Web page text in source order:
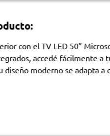
con el TV LED 50”
accedé fácilmente a
diseño moderno se adapta a